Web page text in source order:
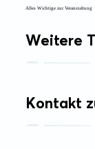
Alles Wichtige zur Veranstaltung
Weitere
Kontakt